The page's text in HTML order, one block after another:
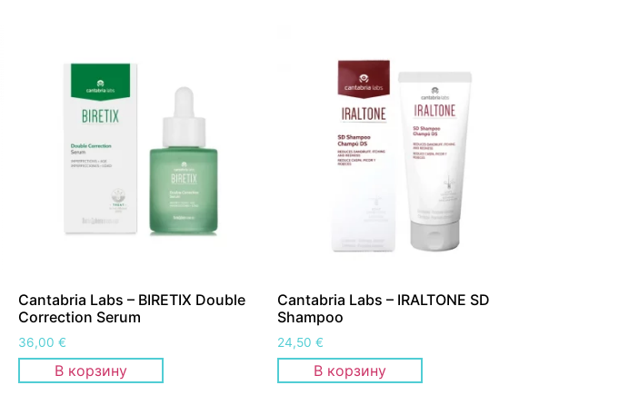
Cantabria Labs – BIRETIX Double
Correction Serum
36,00 €
В корзину
Cantabria Labs – IRALTONE SD
Shampoo
24,50 €
В корзину